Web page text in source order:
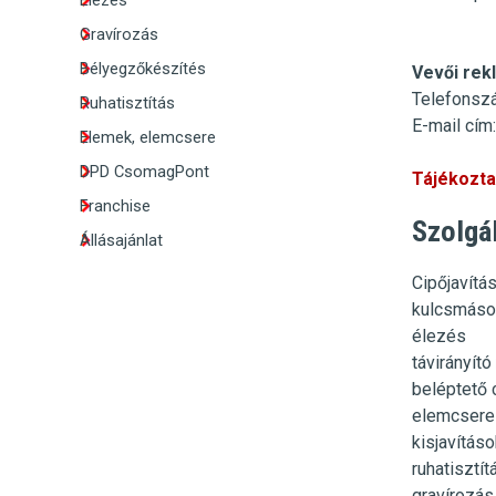
Gravírozás
Bélyegzőkészítés
Ruhatisztítás
Elemek, elemcsere
DPD CsomagPont
Franchise
Állásajánlat
Vevői
E-mail cím:
Cipőjavítás
élezés
beléptető
elemcsere